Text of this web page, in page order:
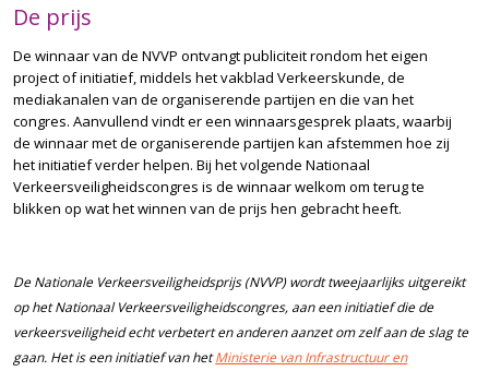
De prijs
De winnaar van de NVVP ontvangt publiciteit rondom het eigen
project of initiatief, middels het vakblad Verkeerskunde, de
mediakanalen van de organiserende partijen en die van het
congres. Aanvullend vindt er een winnaarsgesprek plaats, waarbij
de winnaar met de organiserende partijen kan afstemmen hoe zij
het initiatief verder helpen. Bij het volgende Nationaal
Verkeersveiligheidscongres is de winnaar welkom om terug te
blikken op wat het winnen van de prijs hen gebracht heeft.
De Nationale Verkeersveiligheidsprijs (NVVP) wordt tweejaarlijks uitgereikt
op het Nationaal Verkeersveiligheidscongres, aan een initiatief die de
verkeersveiligheid echt verbetert en anderen aanzet om zelf aan de slag te
gaan. Het is een initiatief van hetMinisterie van Infrastructuur en